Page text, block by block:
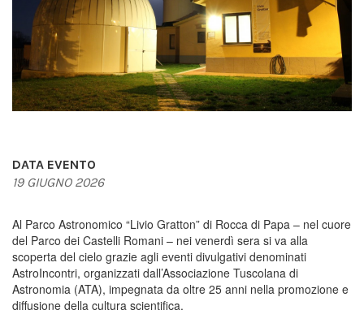
DATA EVENTO
19 GIUGNO 2026
Al Parco Astronomico “Livio Gratton” di Rocca di Papa – nel cuore
del Parco dei Castelli Romani – nei venerdì sera si va alla
scoperta del cielo grazie agli eventi divulgativi denominati
AstroIncontri, organizzati dall’Associazione Tuscolana di
Astronomia (ATA), impegnata da oltre 25 anni nella promozione e
diffusione della cultura scientifica.